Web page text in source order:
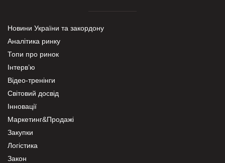
Новини України та закордону
Аналітика ринку
Топи про ринок
Інтерв’ю
Відео-тренінги
Світовий досвід
Інновації
Маркетинг&Продажі
Закупки
Логістика
Закон